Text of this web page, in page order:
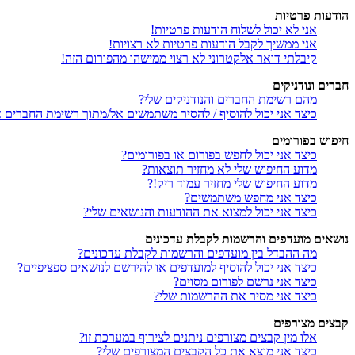
הודעות פרטיות
אני לא יכול לשלוח הודעות פרטיות!
אני ממשיך לקבל הודעות פרטיות לא רצויות!
קיבלתי דואר אלקטרוני לא רצוי ממישהו מהפורום הזה!
חברים ונודניקים
מהם רשימת החברים והנודניקים שלי?
כיצד אני יכול להוסיף / להסיר משתמשים אל/מתוך רשימת החברים
חיפוש בפורומים
כיצד אני יכול לחפש בפורום או בפורומים?
מדוע החיפוש שלי לא מחזיר תוצאות?
מדוע החיפוש שלי מחזיר עמוד ריק!?
כיצד אני מחפש משתמשים?
כיצד אני יכול למצוא את ההודעות והנושאים שלי?
נושאים מועדפים והרשמות לקבלת עדכונים
מה ההבדל בין מועדפים והרשמות לקבלת עדכונים?
כיצד אני יכול להוסיף למועדפים או להירשם לנושאים ספציפיים?
כיצד אני נרשם לפורום מסוים?
כיצד אני מסיר את ההרשמות שלי?
קבצים מצורפים
אלו מין קבצים מצורפים ניתנים לצירוף במערכת זו?
כיצד אני מוצא את כל הקבצים המצורפים שלי?